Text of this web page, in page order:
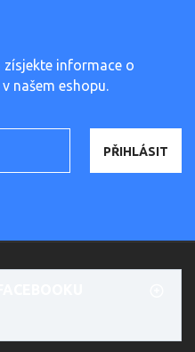
zísjekte informace o
našem eshopu.
PŘIHLÁSIT